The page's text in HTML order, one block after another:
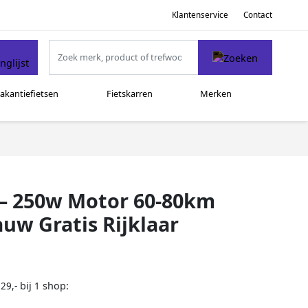
Klantenservice Contact
Fietskarren Merken
250w Motor 60-80km
Gratis Rijklaar
bij 1 shop: